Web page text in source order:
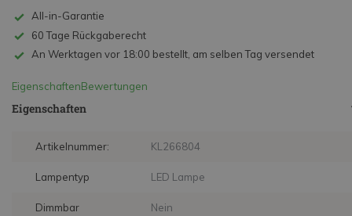
All-in-Garantie
60 Tage Rückgaberecht
An Werktagen vor 18:00 bestellt, am selben Tag versendet
EigenschaftenBewertungen
Eigenschaften
Artikelnummer: KL266804
Lampentyp LED Lampe
Dimmbar Nein